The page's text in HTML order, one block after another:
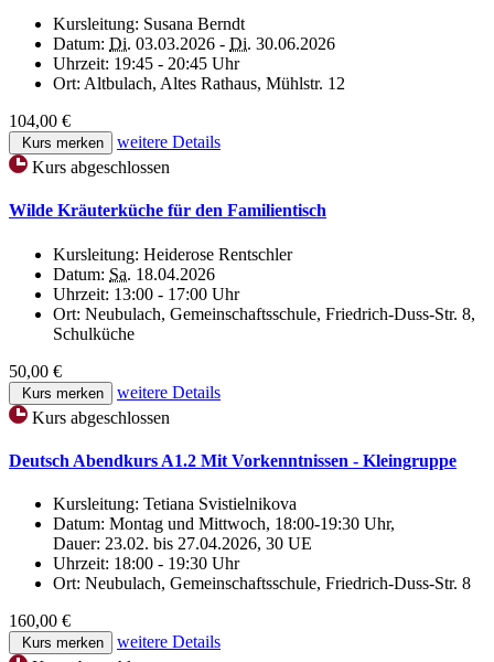
Kursleitung: Susana Berndt
Datum: Di. 03.03.2026 - Di. 30.06.2026
Uhrzeit: 19:45 - 20:45 Uhr
Ort: Altbulach, Altes Rathaus, Mühlstr. 12
104,00 €
Kurs merken
weitere Details
Kurs abgeschlossen
Wilde Kräuterküche für den Familientisch
Kursleitung: Heiderose Rentschler
Datum: Sa. 18.04.2026
Uhrzeit: 13:00 - 17:00 Uhr
Ort: Neubulach, Gemeinschaftsschule, Friedrich-Duss-Str. 8,
Schulküche
50,00 €
Kurs merken
weitere Details
Kurs abgeschlossen
Deutsch Abendkurs A1.2 Mit Vorkenntnissen - Kleingruppe
Kursleitung: Tetiana Svistielnikova
Datum: Montag und Mittwoch, 18:00-19:30 Uhr,
Dauer: 23.02. bis 27.04.2026, 30 UE
Uhrzeit: 18:00 - 19:30 Uhr
Ort: Neubulach, Gemeinschaftsschule, Friedrich-Duss-Str. 8
160,00 €
Kurs merken
weitere Details